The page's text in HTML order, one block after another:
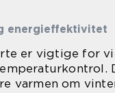
energieffektivitet
er vigtige for
varmen om